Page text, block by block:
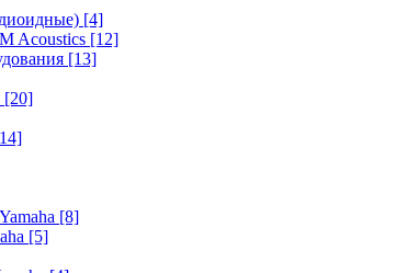
[4]
Acoustics [12]
[13]
[20]
[8]
[5]